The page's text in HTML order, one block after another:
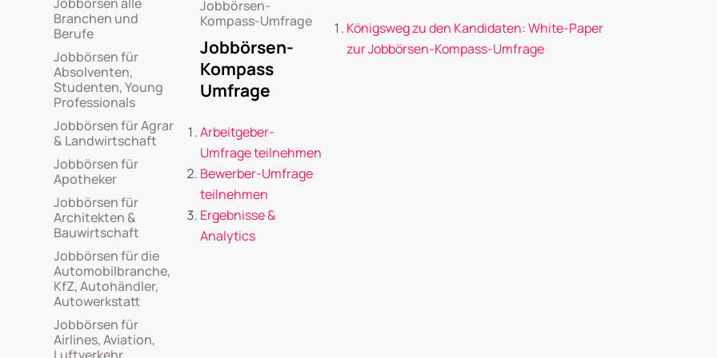
Branchen und
Berufe
Jobbörsen für
Absolventen,
Studenten, Young
Professionals
Jobbörsen für Agrar
& Landwirtschaft
Jobbörsen für
Apotheker
Jobbörsen für
Architekten &
Bauwirtschaft
Jobbörsen für die
Automobilbranche,
KfZ, Autohändler,
Autowerkstatt
Jobbörsen für
Airlines, Aviation,
Jobbörsen-
Kompass-Umfrage
Jobbörsen-
Kompass
Umfrage
Arbeitgeber-
Umfrage teilnehmen
Bewerber-Umfrage
teilnehmen
Ergebnisse &
Analytics
Königsweg zu den Kandidaten: White-Paper
zur Jobbörsen-Kompass-Umfrage